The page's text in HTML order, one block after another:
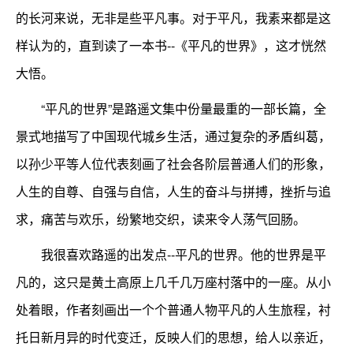
的长河来说，无非是些平凡事。对于平凡，我素来都是这
样认为的，直到读了一本书--《平凡的世界》，这才恍然
大悟。
“平凡的世界”是路遥文集中份量最重的一部长篇，全
景式地描写了中国现代城乡生活，通过复杂的矛盾纠葛，
以孙少平等人位代表刻画了社会各阶层普通人们的形象，
人生的自尊、自强与自信，人生的奋斗与拼搏，挫折与追
求，痛苦与欢乐，纷繁地交织，读来令人荡气回肠。
我很喜欢路遥的出发点--平凡的世界。他的世界是平
凡的，这只是黄土高原上几千几万座村落中的一座。从小
处着眼，作者刻画出一个个普通人物平凡的人生旅程，衬
托日新月异的时代变迁，反映人们的思想，给人以亲近，